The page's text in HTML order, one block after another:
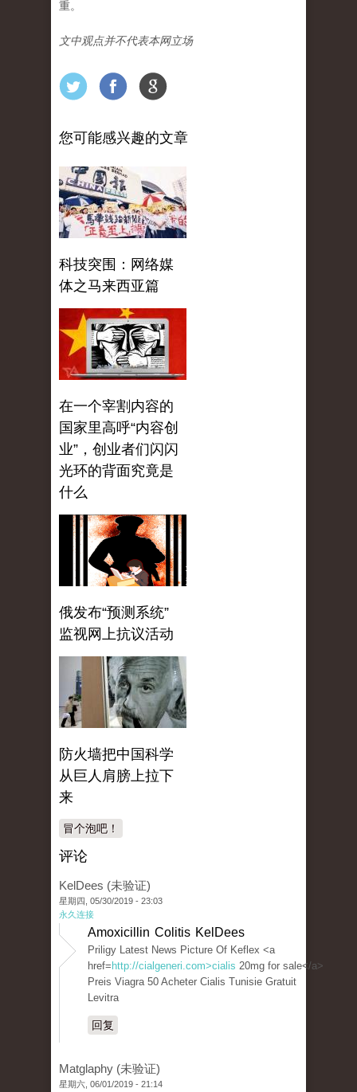
重。
文中观点并不代表本网立场
您可能感兴趣的文章
科技突围：网络媒
体之马来西亚篇
在一个宰割内容的
国家里高呼“内容创
业”，创业者们闪闪
光环的背面究竟是
什么
俄发布“预测系统”
监视网上抗议活动
防火墙把中国科学
从巨人肩膀上拉下
来
冒个泡吧！
评论
KelDees (未验证)
星期四, 05/30/2019 - 23:03
永久连接
Amoxicillin Colitis KelDees
Priligy Latest News Picture Of Keflex <a
href= http://cialgeneri.com>cialis 20mg for sale</a>
Preis Viagra 50 Acheter Cialis Tunisie Gratuit
Levitra
回复
Matglaphy (未验证)
星期六, 06/01/2019 - 21:14